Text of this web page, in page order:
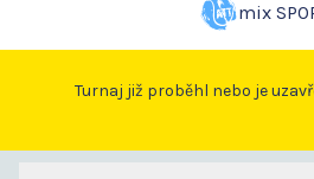
mix
Turnaj již proběhl nebo je